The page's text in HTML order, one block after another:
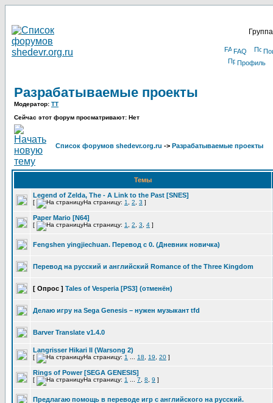
FAQ
Профиль
Разрабатываемые проекты
Модератор: TT
Сейчас этот форум просматривают: Нет
Список форумов shedevr.org.ru -> Разрабатываемые проекты
Темы
Legend of Zelda, The - A Link to the Past [SNES]
[ На страницу: 1 2 3 ]
Paper Mario [N64]
[ На страницу: 1 2 3 4 ]
Fengshen yingjiechuan. Перевод с 0. (Дневник новичка)
Перевод на русский и английский Romance of the Three Kingdom
[ Опрос ] Tales of Vesperia [PS3] (отменён)
Делаю игру на Sega Genesis – нужен музыкант tfd
Barver Translate v1.4.0
Langrisser Hikari II (Warsong 2)
[ На страницу: 1 18 19 20 ]
Rings of Power [SEGA GENESIS]
[ На страницу: 1 7 8 9 ]
Предлагаю помощь в переводе игр с английского на русский.